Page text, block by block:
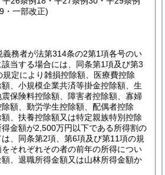
・一部改正)
義務者が法第314条の2第1項各号のい
当する場合には、同条第1項及び第3
定により雑損控除額、医療費控除
、小規模企業共済等掛金控除額、生
保険料控除額、障害者控除額、寡婦
額、勤労学生控除額、配偶者控除
、扶養控除額又は特定親族特別控除
金額が2,500万円以下である所得割の
、同条第2項、第6項及び第11項の規
それぞれその者の前年の所得につい
、退職所得金額又は山林所得金額か